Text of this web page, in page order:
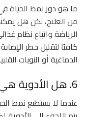
ما هو دور نمط الحياة
من العلاج، لكن هل
الرياضة واتباع نظام
كافيًا لتقليل خطر
الدماغية أو النوبات
6. هل الأدوية هي الحل الوحيد؟
عندما لا يستطيع نمط